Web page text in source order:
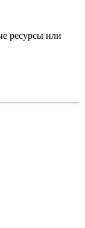
все Готово
ресурсы или